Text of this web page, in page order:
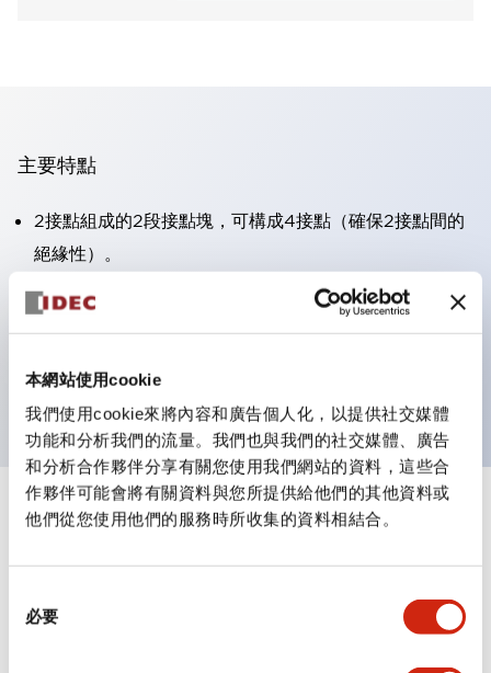
本網站使用cookie
我們使用cookie來將內容和廣告個人化，以提供社交媒體
功能和分析我們的流量。我們也與我們的社交媒體、廣告
和分析合作夥伴分享有關您使用我們網站的資料，這些合
作夥伴可能會將有關資料與您所提供給他們的其他資料或
他們從您使用他們的服務時所收集的資料相結合。
必要
主要特點
2接點組成的2段接點塊，可構成4接點（確保2接點間的
絕緣性）。
面板深度39.9mm（※11段接點塊）、59.9mm（※22段
接點塊）。可實現省空間設計。
防護結構
規格
審美規範
環境規範